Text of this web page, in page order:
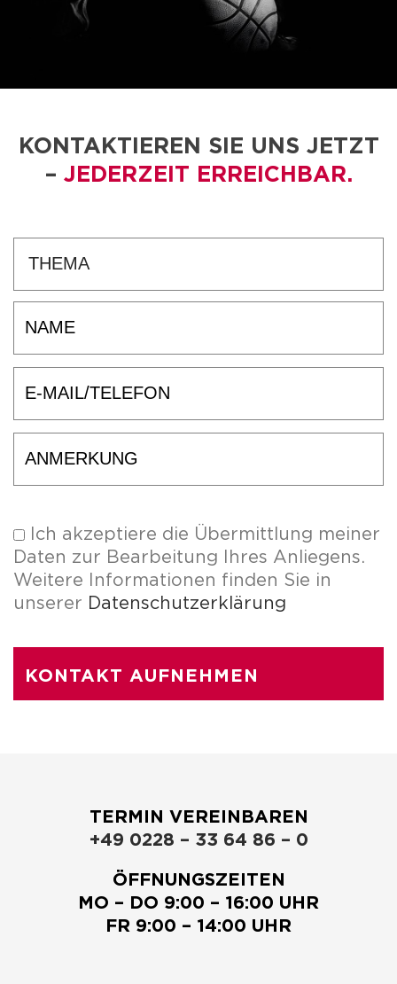
KONTAKTIEREN SIE UNS JETZT
– JEDERZEIT ERREICHBAR.
Ich akzeptiere die Übermittlung meiner
Daten zur Bearbeitung Ihres Anliegens.
Weitere Informationen finden Sie in
unserer Datenschutzerklärung
TERMIN VEREINBAREN
+49 0228 – 33 64 86 – 0
ÖFFNUNGSZEITEN
MO – DO 9:00 – 16:00 UHR
FR 9:00 – 14:00 UHR